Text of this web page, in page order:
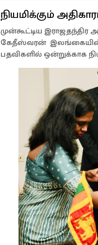
நியமிக்கும்
முன்கூட்டிய
கேதீஸ்வரன் இலங்கையின்
பதவிகளில் ஒன்றுக்காக